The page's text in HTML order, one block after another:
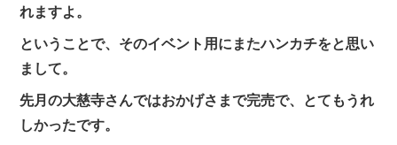
れますよ。
ということで、そのイベント用にまたハンカチをと思い
まして。
先月の大慈寺さんではおかげさまで完売で、とてもうれ
しかったです。